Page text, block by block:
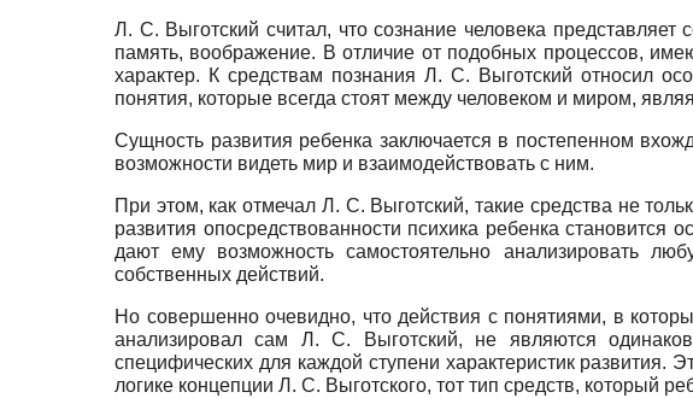
Л. С. Выготский считал, что сознание человека
память, воображение. В отличие от подобных процессов,
характер. К средствам познания Л. С. Выготский относил
понятия, которые всегда стоят между человеком и миром,
Сущность развития ребенка заключается в постепенном
возможности видеть мир и взаимодействовать с ним.
При этом, как отмечал Л. С. Выготский, такие средства не
развития опосредствованности психика ребенка становится
дают ему возможность самостоятельно анализировать
собственных действий.
Но совершенно очевидно, что действия с понятиями, в
анализировал сам Л. С. Выготский, не являются
специфических для каждой ступени характеристик развития.
логике концепции Л. С. Выготского, тот тип средств, который